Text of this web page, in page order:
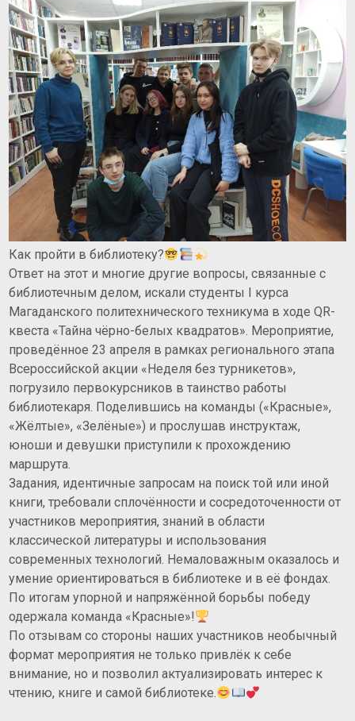
Как пройти в библиотеку?
Ответ на этот и многие другие вопросы, связанные с
библиотечным делом, искали студенты I курса
Магаданского политехнического техникума в ходе QR-
квеста «Тайна чёрно-белых квадратов». Мероприятие,
проведённое 23 апреля в рамках регионального этапа
Всероссийской акции «Неделя без турникетов»,
погрузило первокурсников в таинство работы
библиотекаря. Поделившись на команды («Красные»,
«Жёлтые», «Зелёные») и прослушав инструктаж,
юноши и девушки приступили к прохождению
маршрута.
Задания, идентичные запросам на поиск той или иной
книги, требовали сплочённости и сосредоточенности от
участников мероприятия, знаний в области
классической литературы и использования
современных технологий. Немаловажным оказалось и
умение ориентироваться в библиотеке и в её фондах.
По итогам упорной и напряжённой борьбы победу
одержала команда «Красные»!
По отзывам со стороны наших участников необычный
формат мероприятия не только привлёк к себе
внимание, но и позволил актуализировать интерес к
чтению, книге и самой библиотеке.